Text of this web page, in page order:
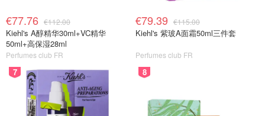
€77.76 €112.00
Kiehl's A醇精华30ml+VC精华
50ml+高保湿28ml
Perfumes club FR
€79.39 €115.00
Kiehl's 紫玻A面霜50ml三件套
Perfumes club FR
7 8